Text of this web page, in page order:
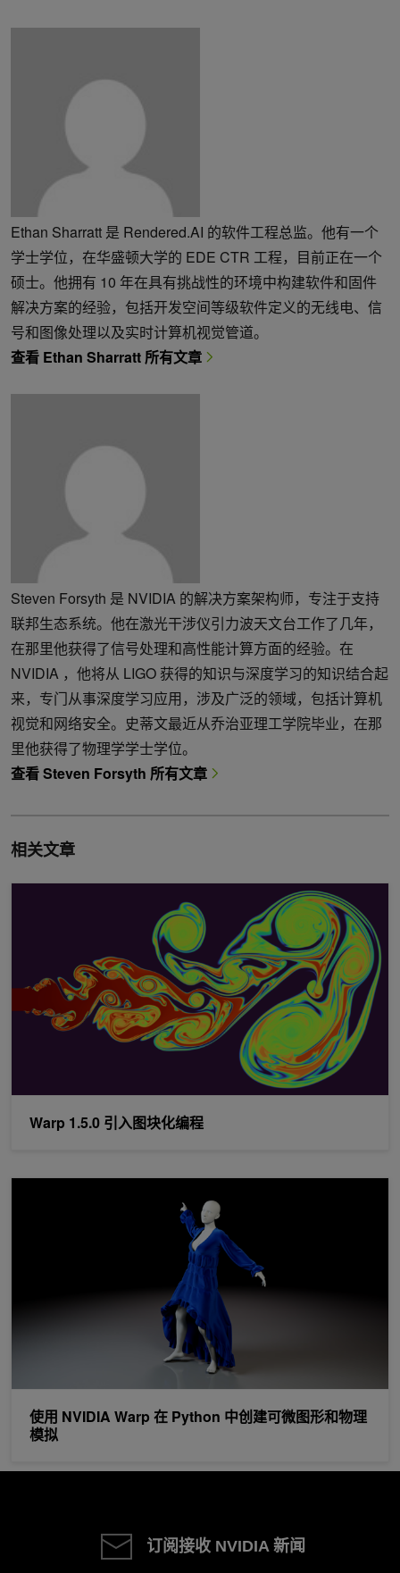
Ethan Sharratt 是 Rendered.AI 的软件工程总监。他有一个
学士学位，在华盛顿大学的 EDE CTR 工程，目前正在一个
硕士。他拥有 10 年在具有挑战性的环境中构建软件和固件
解决方案的经验，包括开发空间等级软件定义的无线电、信
号和图像处理以及实时计算机视觉管道。
查看 Ethan Sharratt 所有文章
Steven Forsyth 是 NVIDIA 的解决方案架构师，专注于支持
联邦生态系统。他在激光干涉仪引力波天文台工作了几年，
在那里他获得了信号处理和高性能计算方面的经验。在
NVIDIA ，他将从 LIGO 获得的知识与深度学习的知识结合起
来，专门从事深度学习应用，涉及广泛的领域，包括计算机
视觉和网络安全。史蒂文最近从乔治亚理工学院毕业，在那
里他获得了物理学学士学位。
查看 Steven Forsyth 所有文章
相关文章
Warp 1.5.0 引入图块化编程
使用 NVIDIA Warp 在 Python 中创建可微图形和物理
模拟
使用 NVIDIA Warp 在 Python 中创建可微图形和物理模拟
订阅接收 NVIDIA 新闻